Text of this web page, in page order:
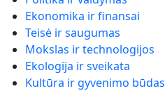
Ekonomika ir finansai
Teisė ir saugumas
Mokslas ir technologijos
Ekologija ir sveikata
Kultūra ir gyvenimo būdas